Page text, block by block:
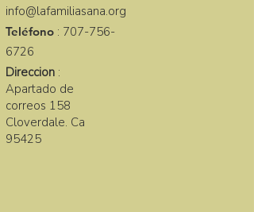
info@lafamiliasana.org
Teléfono : 707-756-
6726
Direccion :
Apartado de
correos 158
Cloverdale. Ca
95425